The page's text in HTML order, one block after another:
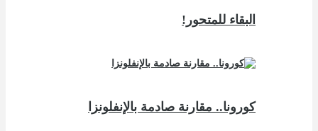
البقاء للمتحور!
كورونا.. مقارنة صادمة بالإنفلونزا